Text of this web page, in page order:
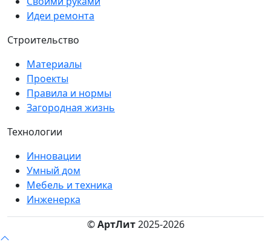
Идеи ремонта
Строительство
Материалы
Проекты
Правила и нормы
Загородная жизнь
Технологии
Инновации
Умный дом
Мебель и техника
Инженерка
©АртЛит2025-2026